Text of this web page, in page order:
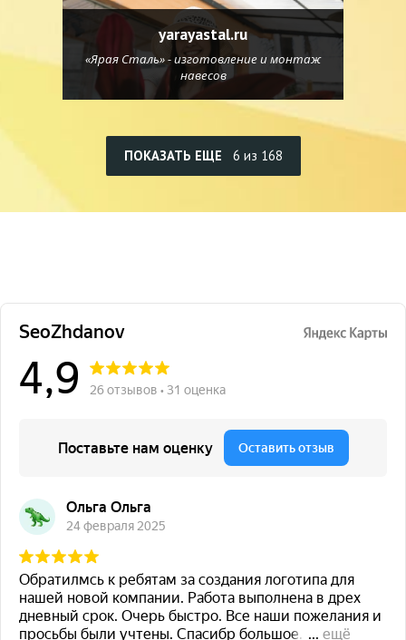
yarayastal.ru
«Ярая Сталь» - изготовление и монтаж
навесов
ПОКАЗАТЬ ЕЩЕ 6 из 168